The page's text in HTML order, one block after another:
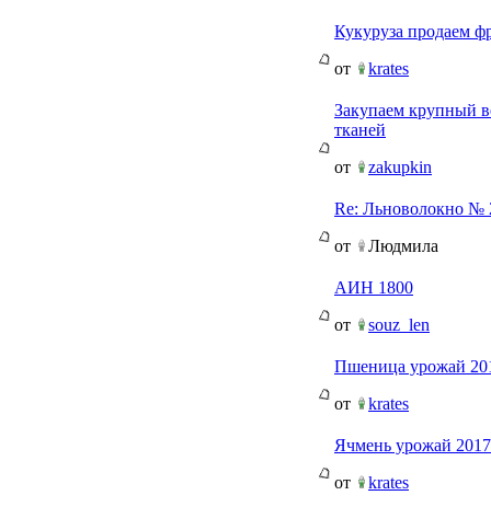
Кукуруза продаем
от
krates
Закупаем крупный
тканей
от
zakupkin
Re: Льноволокно №
от
Людмила
АИН 1800
от
souz_len
Пшеница урожай
от
krates
Ячмень урожай
от
krates